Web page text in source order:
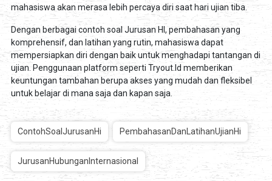
mahasiswa akan merasa lebih percaya diri saat hari ujian tiba.
Dengan berbagai contoh soal Jurusan HI, pembahasan yang
komprehensif, dan latihan yang rutin, mahasiswa dapat
mempersiapkan diri dengan baik untuk menghadapi tantangan di
ujian. Penggunaan platform seperti Tryout.Id memberikan
keuntungan tambahan berupa akses yang mudah dan fleksibel
untuk belajar di mana saja dan kapan saja.
ContohSoalJurusanHi PembahasanDanLatihanUjianHi
JurusanHubunganInternasional